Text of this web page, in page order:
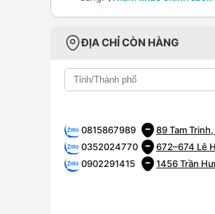
ĐỊA CHỈ CÒN HÀNG
0815867989
89 Tam
0352024770
672–674 Lê
0902291415
1456 Trần